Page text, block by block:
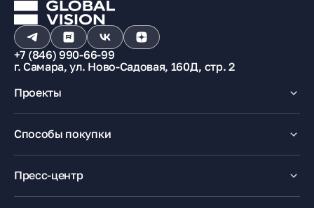
+7 (846) 990-66-99
г. Самара, ул. Ново-Садовая, 160Д, стр. 2
Проекты
Способы покупки
Ипотека
Рассрочка
Маткапитал
Пресс-центр